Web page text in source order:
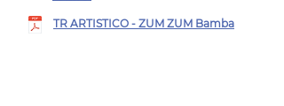
TR ARTISTICO - ZUM ZUM Bamba